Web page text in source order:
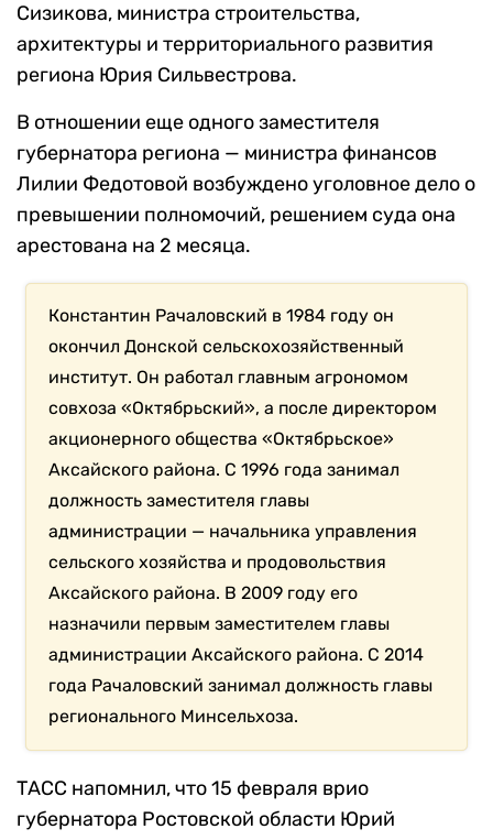
Сизикова, министра строительства,
архитектуры и территориального развития
региона Юрия Сильвестрова.
В отношении еще одного заместителя
губернатора региона — министра финансов
Лилии Федотовой возбуждено уголовное дело о
превышении полномочий, решением суда она
арестована на 2 месяца.
Константин Рачаловский в 1984 году он
окончил Донской сельскохозяйственный
институт. Он работал главным агрономом
совхоза «Октябрьский», а после директором
акционерного общества «Октябрьское»
Аксайского района. С 1996 года занимал
должность заместителя главы
администрации — начальника управления
сельского хозяйства и продовольствия
Аксайского района. В 2009 году его
назначили первым заместителем главы
администрации Аксайского района. С 2014
года Рачаловский занимал должность главы
регионального Минсельхоза.
ТАСС напомнил, что 15 февраля врио
губернатора Ростовской области Юрий